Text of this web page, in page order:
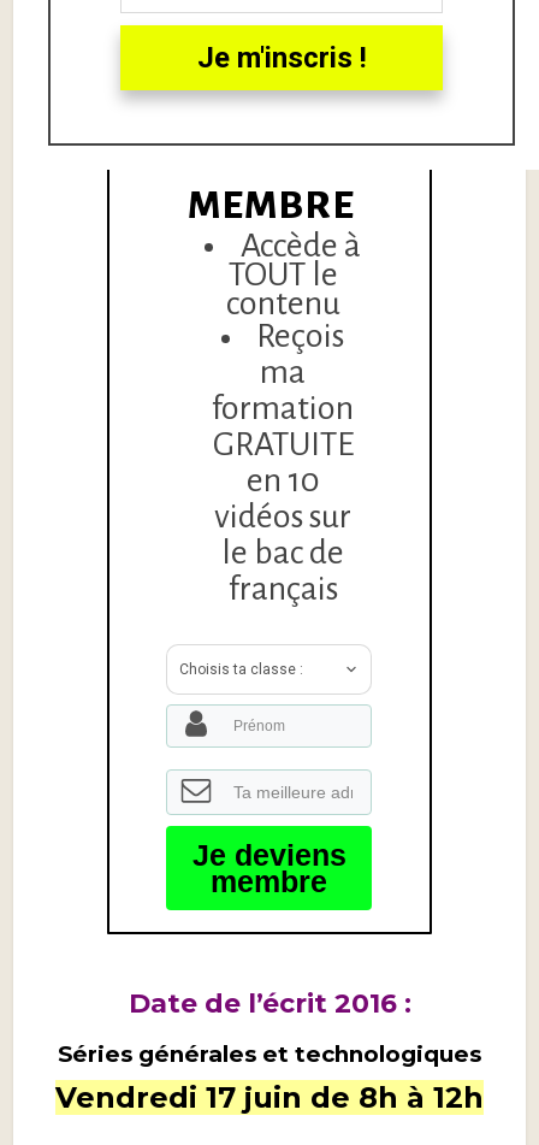
Je vous
explique tout.
DEVIENS
MEMBRE
Accède à
TOUT le
contenu
Reçois
ma
formation
GRATUITE
en 10
vidéos sur
le bac de
français
Choisis ta classe :
Je deviens
membre
Date de l’écrit 2016 :
Séries générales et technologiques
Vendredi 17 juin de 8h à 12h
Je m'inscris !